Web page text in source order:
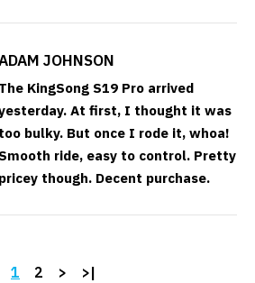
JOHNSON
The KingSong S19 Pro arrived
At first, I thought it was
too bulky. But once I rode it, whoa!
Smooth ride, easy to control. Pretty
pricey though. Decent purchase.
1 2 > >|